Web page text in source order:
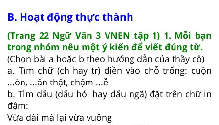
B. Hoạt động thực thành
(Trang 22 Ngữ Văn 3 VNEN tập 1) 1. Mỗi bạn
trong nhóm nêu một ý kiến để viết đúng từ.
(Chọn bài a hoặc b theo hướng dẫn của thầy cô)
a. Tìm chữ (ch hay tr) điền vào chỗ trống: cuộn
...òn, ...ân thật, chậm ...ễ
b. Tìm dấu (dấu hỏi hay dấu ngã) đặt trên chữ in
đậm:
Vừa dài mà lại vừa vuông